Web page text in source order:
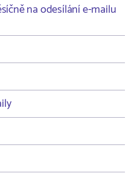
na odesílání e-mailu